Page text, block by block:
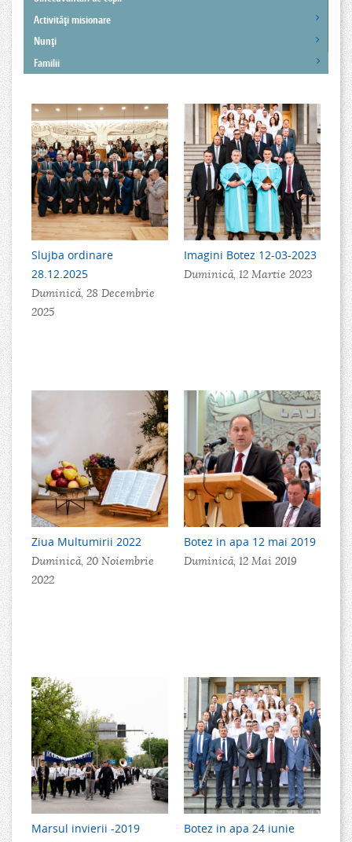
Activităţi misionare
Nunţi
Familii
Slujba ordinare
28.12.2025
Duminică, 28 Decembrie
2025
Imagini Botez 12-03-2023
Duminică, 12 Martie 2023
Ziua Multumirii 2022
Duminică, 20 Noiembrie
2022
Botez in apa 12 mai 2019
Duminică, 12 Mai 2019
Marsul invierii -2019
Botez in apa 24 iunie